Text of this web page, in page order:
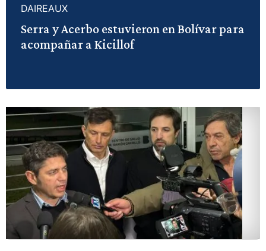
DAIREAUX
Serra y Acerbo estuvieron en Bolívar para
acompañar a Kicillof